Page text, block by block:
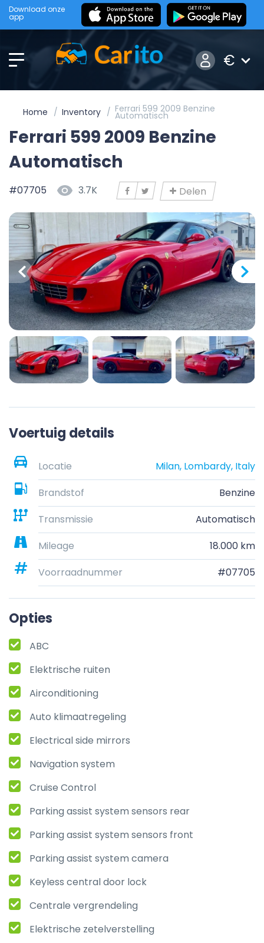
Download onze
app
€
Home Inventory Ferrari 599 2009 Benzine
Automatisch
Ferrari 599 2009 Benzine
Automatisch
#07705 3.7K Delen
Voertuig details
Locatie
Milan, Lombardy, Italy
Brandstof
Benzine
Transmissie
Automatisch
Mileage
18.000 km
Voorraadnummer
#07705
Opties
ABC
Elektrische ruiten
Airconditioning
Auto klimaatregeling
Electrical side mirrors
Navigation system
Cruise Control
Parking assist system sensors rear
Parking assist system sensors front
Parking assist system camera
Keyless central door lock
Centrale vergrendeling
Elektrische zetelverstelling